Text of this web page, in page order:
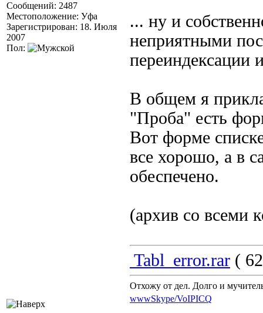
Сообщений: 2487
Местоположение: Уфа
Зарегистрирован: 18. Июля
2007
Пол:
... ну и
неприятными
переиндексации
В общем я
"Проба" есть
Вот форме
все хорошо, а в
обеспечено.
(архив со всеми
Tabl_error.rar (
Отхожу от дел. Долго и
wwwSkype/VoIPICQ